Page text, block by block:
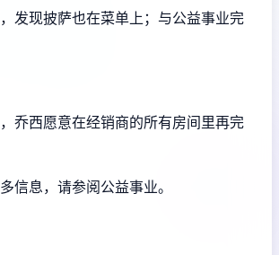
发现披萨也在菜单上；与公益事业完
乔西愿意在经销商的所有房间里再完
信息，请参阅公益事业。